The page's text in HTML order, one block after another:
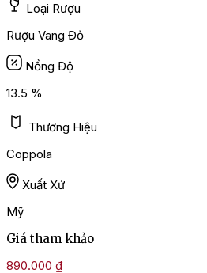
Loại Rượu
Rượu Vang Đỏ
Nồng Độ
13.5 %
Thương Hiệu
Coppola
Xuất Xứ
Mỹ
Giá tham khảo
890.000 ₫